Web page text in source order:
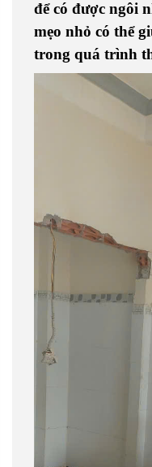
để có được ngôi
mẹo nhỏ có thể
trong quá trình